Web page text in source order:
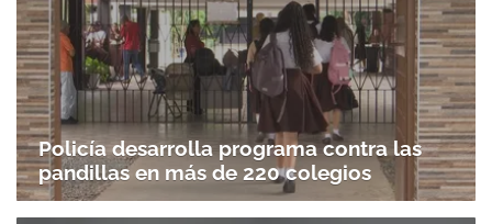
Policía desarrolla programa contra las
pandillas en más de 220 colegios